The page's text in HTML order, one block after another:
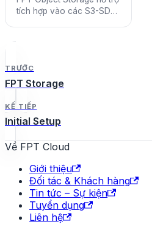
tích hợp vào các S3-SDK
TRƯỚC
FPT Storage
KẾ TIẾP
Initial Setup
Về FPT Cloud
Giới thiệu
Đối tác & Khách hàng
Tin tức – Sự kiện
Tuyển dụng
Liên hệ